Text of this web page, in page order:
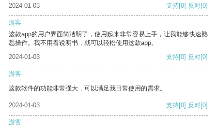
2024-01-03
支持[0] 反对[0]
游客
这款app的用户界面简洁明了，使用起来非常容易上手，让我能够快速熟
悉操作。我不用看说明书，就可以轻松使用这款app。
2024-01-03
支持[0] 反对[0]
游客
这款软件的功能非常强大，可以满足我日常使用的需求。
2024-01-03 支持[0] 反对[0]
游客